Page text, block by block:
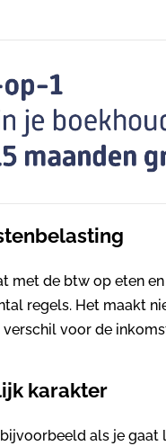
met de btw op eten
regels. Het maakt
voor de
karakter
als je gaat